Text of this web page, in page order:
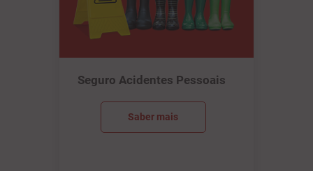
Seguro Acidentes Pessoais
Saber mais